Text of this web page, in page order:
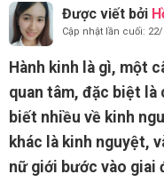
Được viết bởi
Cập nhật lần cuối:
Hành kinh là gì, một
quan tâm, đặc biệt là
biết nhiều về kinh
khác là kinh nguyệt,
nữ giới bước vào giai